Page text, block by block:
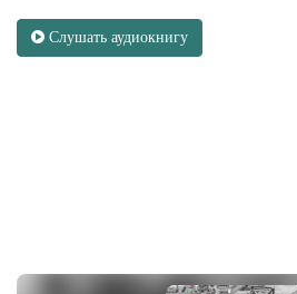
Слушать аудиокнигу